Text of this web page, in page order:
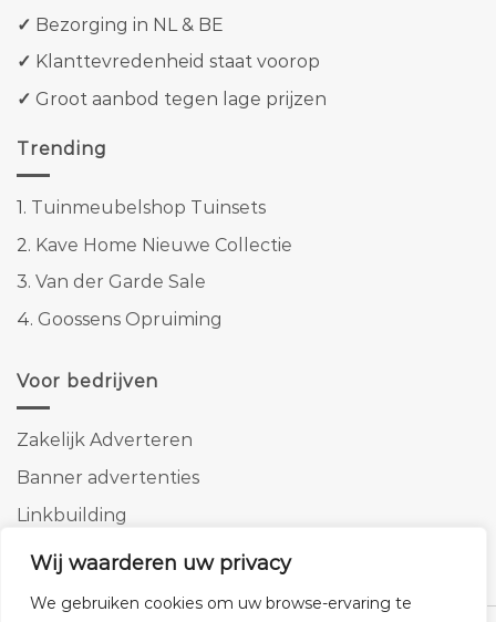
Wij waarderen uw privacy
We gebruiken cookies om uw browse-ervaring te
✓ Bezorging in NL & BE
✓ Klanttevredenheid staat voorop
✓ Groot aanbod tegen lage prijzen
Trending
1. Tuinmeubelshop Tuinsets
2. Kave Home Nieuwe Collectie
3. Van der Garde Sale
4. Goossens Opruiming
Voor bedrijven
Zakelijk Adverteren
Banner advertenties
Linkbuilding
SEO copywriting